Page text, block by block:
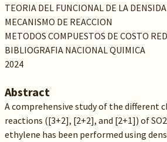
TEORIA DEL FUNCIONAL DE LA
MECANISMO DE REACCION
METODOS COMPUESTOS DE COSTO
BIBLIOGRAFIA NACIONAL QUIMICA
2024
Abstract
A comprehensive study of the different
reactions ([3+2], [2+2], and [2+1]) of
ethylene has been performed using